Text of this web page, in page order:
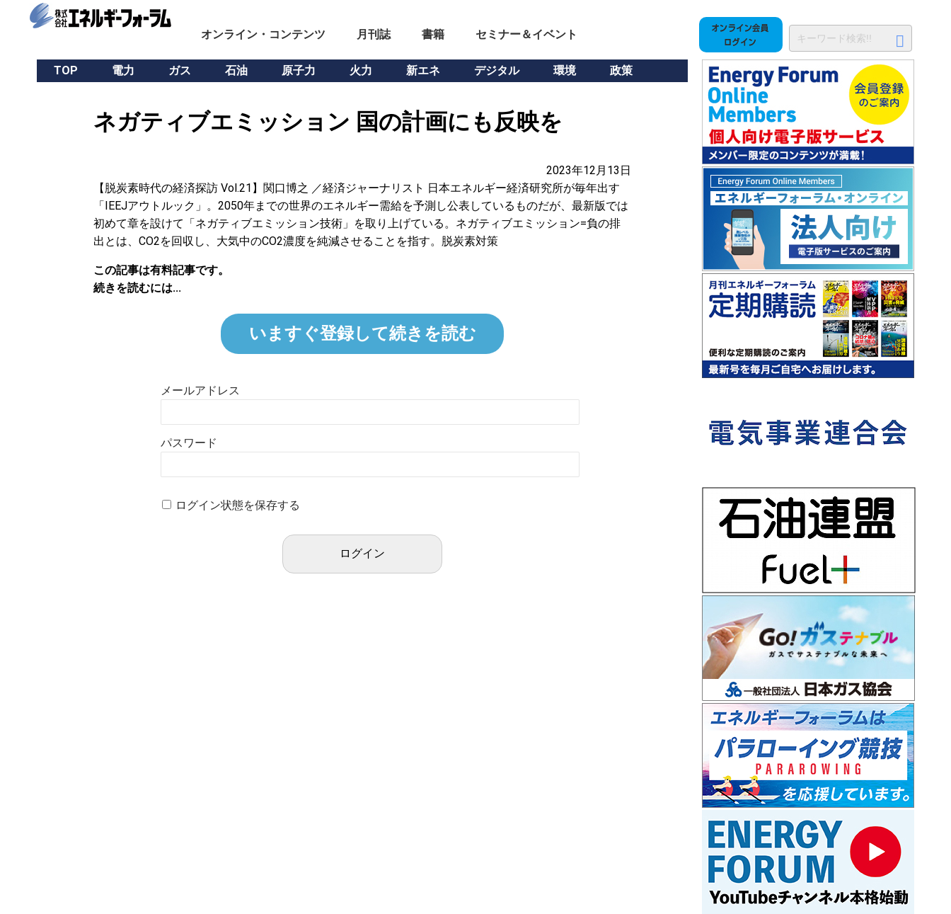
オンライン・コンテンツ 月刊誌 書籍 セミナー＆イベント
TOP 電力 ガス 石油 原子力 火力 新エネ デジタル 環境 政策
ネガティブエミッション 国の計画にも反映を
2023年12月13日
【脱炭素時代の経済探訪 Vol.21】関口博之 ／経済ジャーナリスト 日本エネルギー経済研究所が毎年出す
「IEEJアウトルック」。2050年までの世界のエネルギー需給を予測し公表しているものだが、最新版では
初めて章を設けて「ネガティブエミッション技術」を取り上げている。ネガティブエミッション=負の排
出とは、CO2を回収し、大気中のCO2濃度を純減させることを指す。脱炭素対策
この記事は有料記事です。
続きを読むには...
いますぐ登録して続きを読む
メールアドレス
パスワード
ログイン状態を保存する